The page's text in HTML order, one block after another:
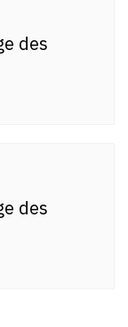
des
des